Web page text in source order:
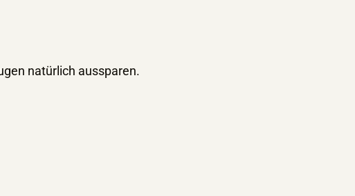
natürlich aussparen.